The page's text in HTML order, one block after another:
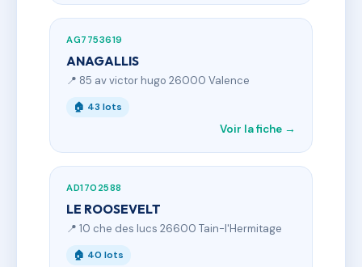
AG7753619
ANAGALLIS
📍 85 av victor hugo 26000 Valence
🏠 43 lots
Voir la fiche →
AD1702588
LE ROOSEVELT
📍 10 che des lucs 26600 Tain-l'Hermitage
🏠 40 lots